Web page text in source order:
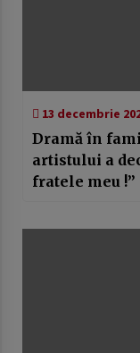
13 decembrie
Dramă în
artistului a
fratele meu !”